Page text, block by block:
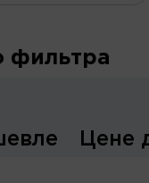
фильтра
Цене